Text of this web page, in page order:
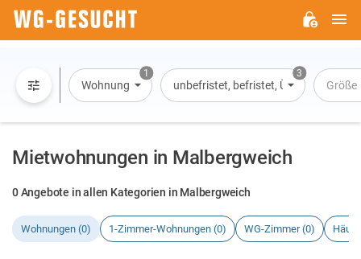
1
Wohnung
3
unbefristet, befristet, Übernachtung
Größe
Mietwohnungen in Malbergweich
0 Angebote in allen Kategorien in Malbergweich
Wohnungen (0) 1-Zimmer-Wohnungen (0) WG-Zimmer (0)